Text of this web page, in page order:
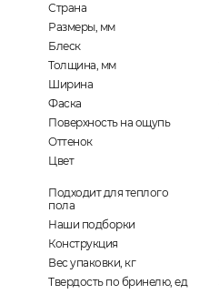
Страна
Размеры, мм
Блеск
Толщина, мм
Ширина
Фаска
Поверхность на ощупь
Оттенок
Цвет
Подходит для теплого
пола
Наши подборки
Конструкция
Вес упаковки, кг
Твердость по бринелю, ед